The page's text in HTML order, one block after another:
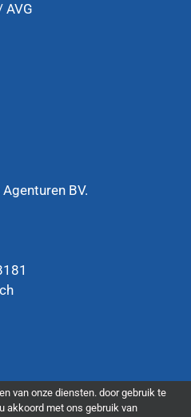
AVG
BV.
van onze diensten. door gebruik te
akkoord met ons gebruik van